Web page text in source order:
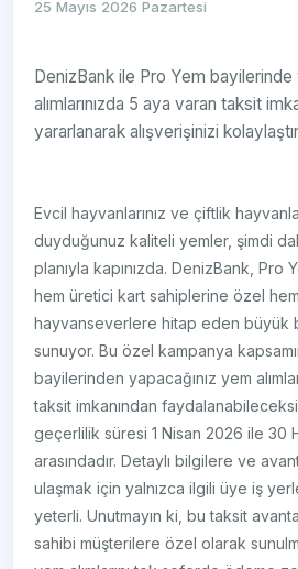
25 Mayıs 2026 Pazartesi
DenizBank ile Pro Yem bayilerinde
alımlarınızda 5 aya varan taksit
yararlanarak alışverişinizi
Evcil hayvanlarınız ve çiftlik
duyduğunuz kaliteli yemler, şimdi
planıyla kapınızda. DenizBank, Pro
hem üretici kart sahiplerine özel
hayvanseverlere hitap eden büyük
sunuyor. Bu özel kampanya
bayilerinden yapacağınız yem
taksit imkanından
geçerlilik süresi 1 Nisan 2026 ile 30
arasındadır. Detaylı bilgilere ve
ulaşmak için yalnızca ilgili üye iş
yeterli. Unutmayın ki, bu taksit
sahibi müşterilere özel olarak